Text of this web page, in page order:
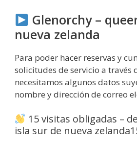
Glenorchy –
nueva zelanda
Para poder hacer reservas y
solicitudes de servicio a través
necesitamos algunos datos
nombre y dirección de correo
15 visitas obligadas –
isla sur de nueva